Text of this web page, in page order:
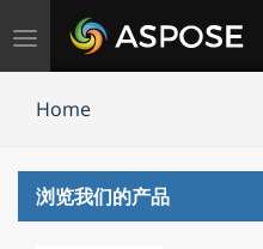
切
航Home
浏览我们的产品